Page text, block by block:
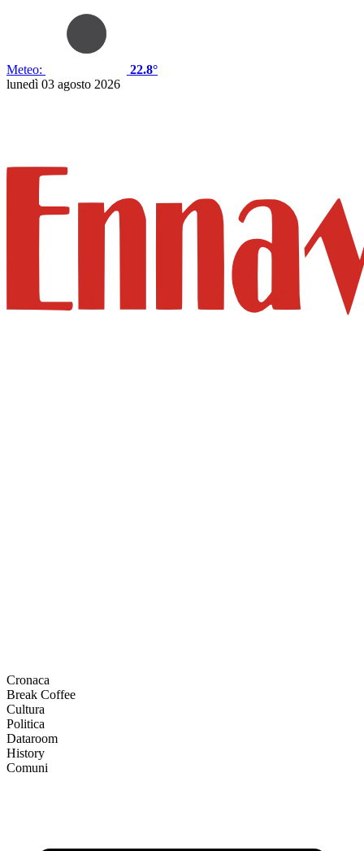
Meteo:
22.8°
lunedì 03 agosto 2026
Cronaca
Break Coffee
Cultura
Politica
Dataroom
History
Comuni